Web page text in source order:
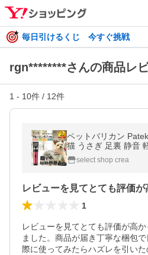
毎日引けるくじ 今すぐ挑戦
rgn********さんの商品レ
1 - 10件 / 12件
ペットバリカン
猫 うさぎ 足裏 静音
換毛期 ケア お手入れ
切れ味抜群 低騒音 爆
select shop crea
1
レビューを見てとても評価が高
ました。商品が届き丁寧な梱包
際に使ってみたらハズレを引い